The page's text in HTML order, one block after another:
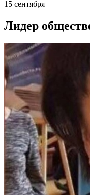
15 сентября
Лидер